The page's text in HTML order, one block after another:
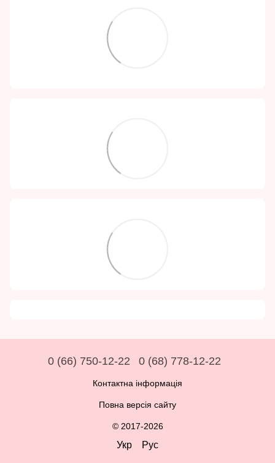
0 (66) 750-12-22 0 (68) 778-12-22
Контактна інформація
Повна версія сайту
© 2017-2026
Укр Рус